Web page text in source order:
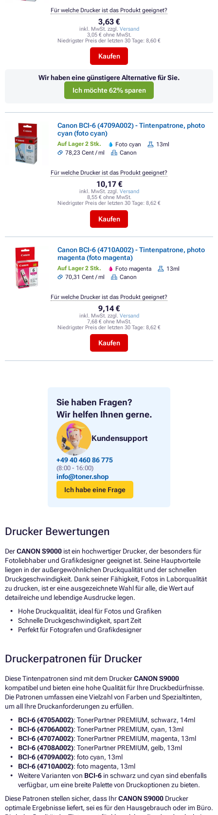
Sie haben Fragen?
Wir helfen Ihnen gerne.
Kundensupport
+49 40 460 86 775
(8:00 - 16:00)
info@toner.shop
Ich habe eine Frage
3,63 €
inkl. MwSt. zzgl. Versand
3,05 € ohne MwSt.
Niedrigster Preis der letzten 30 Tage: 8,60 €
Kaufen
Für welche Drucker ist das Produkt geeignet?
Wir haben eine günstigere Alternative für Sie.
Ich möchte 62% sparen
Canon BCI-6 (4709A002) - Tintenpatrone, photo
cyan (foto cyan)
Auf Lager 2 Stk. Foto cyan
13ml
78,23 Cent / ml
Canon
10,17 €
inkl. MwSt. zzgl. Versand
8,55 € ohne MwSt.
Niedrigster Preis der letzten 30 Tage: 8,62 €
Kaufen
Für welche Drucker ist das Produkt geeignet?
Canon BCI-6 (4710A002) - Tintenpatrone, photo
magenta (foto magenta)
Auf Lager 2 Stk. Foto magenta
13ml
70,31 Cent / ml
Canon
9,14 €
inkl. MwSt. zzgl. Versand
7,68 € ohne MwSt.
Niedrigster Preis der letzten 30 Tage: 8,62 €
Kaufen
Für welche Drucker ist das Produkt geeignet?
Drucker Bewertungen
DerCANON S9000 ist ein hochwertiger Drucker, der besonders für
Fotoliebhaber und Grafikdesigner geeignet ist. Seine Hauptvorteile
liegen in der außergewöhnlichen Druckqualität und der schnellen
Druckgeschwindigkeit. Dank seiner Fähigkeit, Fotos in Laborqualität
zu drucken, ist er eine ausgezeichnete Wahl für alle, die Wert auf
detailreiche und lebendige Ausdrucke legen.
Hohe Druckqualität, ideal für Fotos und Grafiken
Schnelle Druckgeschwindigkeit, spart Zeit
Perfekt für Fotografen und Grafikdesigner
Druckerpatronen für Drucker
Diese Tintenpatronen sind mit dem DruckerCANON S9000
kompatibel und bieten eine hohe Qualität für Ihre Druckbedürfnisse.
Die Patronen umfassen eine Vielzahl von Farben und Spezialtinten,
um all Ihre Druckanforderungen zu erfüllen.
BCI-6 (4705A002): TonerPartner PREMIUM, schwarz, 14ml
BCI-6 (4706A002): TonerPartner PREMIUM, cyan, 13ml
BCI-6 (4707A002): TonerPartner PREMIUM, magenta, 13ml
BCI-6 (4708A002): TonerPartner PREMIUM, gelb, 13ml
BCI-6 (4709A002): foto cyan, 13ml
BCI-6 (4710A002): foto magenta, 13ml
Weitere Varianten von BCI-6 in schwarz und cyan sind ebenfalls
verfügbar, um eine breite Palette von Druckoptionen zu bieten.
Diese Patronen stellen sicher, dass IhrCANON S9000 Drucker
optimale Ergebnisse liefert, sei es für den Hausgebrauch oder im Büro.